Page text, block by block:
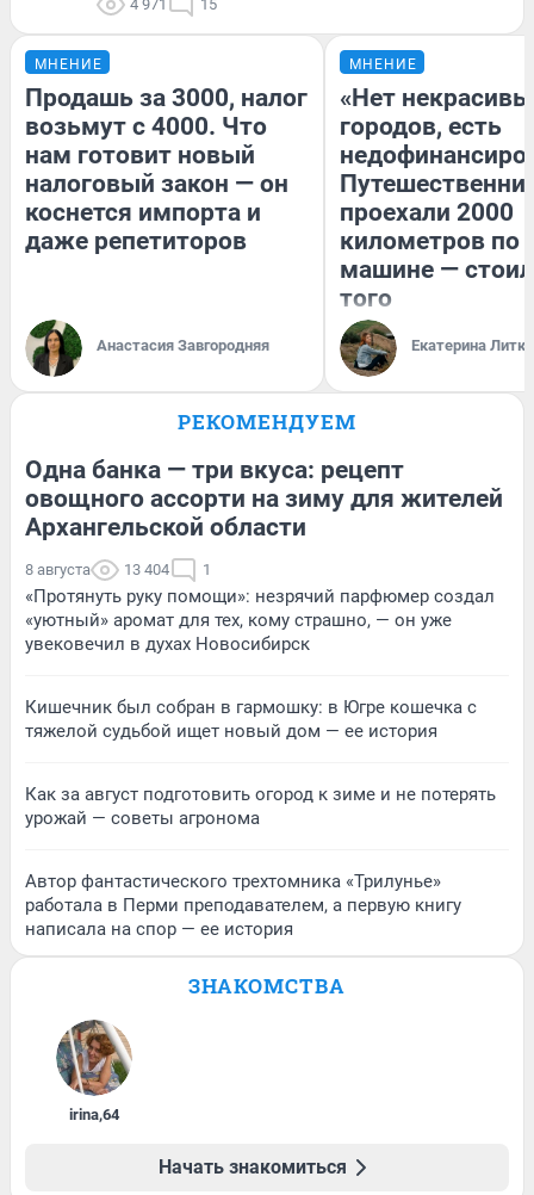
4 971 15
МНЕНИЕ
Продашь за 3000, налог
возьмут с 4000. Что
нам готовит новый
налоговый закон — он
коснется импорта и
даже репетиторов
Анастасия Завгородняя
МНЕНИЕ
«Нет
городов, есть
проехали 2000
километров по
машине —
того
Екатерина
РЕКОМЕНДУЕМ
Одна банка — три вкуса: рецепт
овощного ассорти на зиму для жителей
Архангельской области
8 августа 13 404 1
«Протянуть руку помощи»: незрячий парфюмер создал
«уютный» аромат для тех, кому страшно, — он уже
увековечил в духах Новосибирск
Кишечник был собран в гармошку: в Югре кошечка с
тяжелой судьбой ищет новый дом — ее история
Как за август подготовить огород к зиме и не потерять
урожай — советы агронома
Автор фантастического трехтомника «Трилунье»
работала в Перми преподавателем, а первую книгу
написала на спор — ее история
ЗНАКОМСТВА
irina,64
Начать знакомиться